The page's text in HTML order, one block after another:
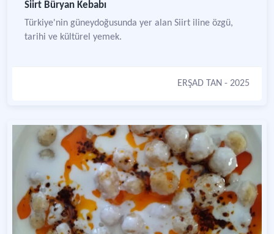
Siirt Büryan Kebabı
Türkiye'nin güneydoğusunda yer alan Siirt iline özgü,
tarihi ve kültürel yemek.
ERŞAD TAN - 2025